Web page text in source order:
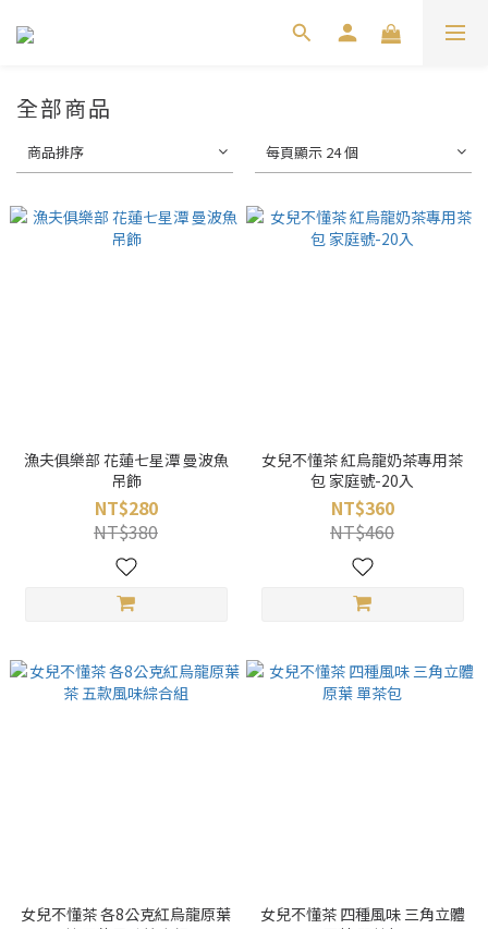
全部商品
商品排序 每頁顯示 24 個
漁夫俱樂部 花蓮七星潭 曼波魚
吊飾
NT$280
NT$380
女兒不懂茶 紅烏龍奶茶專用茶
包 家庭號-20入
NT$360
NT$460
女兒不懂茶 各8公克紅烏龍原葉
女兒不懂茶 四種風味 三角立體